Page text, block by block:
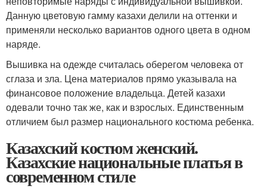
Данную цветовую гамму казахи делили на оттенки и
применяли несколько вариантов одного цвета в одном
наряде.
Вышивка на одежде считалась оберегом человека от
сглаза и зла. Цена материалов прямо указывала на
финансовое положение владельца. Детей казахи
одевали точно так же, как и взрослых. Единственным
отличием был размер национального костюма ребенка.
Казахский костюм женский.
Казахские национальные платья в
современном стиле